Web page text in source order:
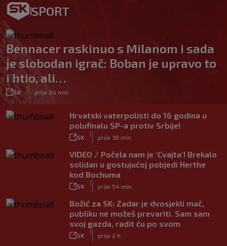
SPORT
Bennacer raskinuo s Milanom i sada
je slobodan igrač: Boban je upravo to
i htio, ali…
SK
|
prije 24 min.
Hrvatski vaterpolisti do 16 godina u
polufinalu SP-a protiv Srbije!
SK
|
prije 36 min.
VIDEO / Počela nam je ‘Cvajta’! Brekalo
solidan u gostujućoj pobjedi Herthe
kod Bochuma
SK
|
prije 54 min.
Božić za SK: Zadar je dvosjekli mač,
publiku ne možeš prevariti. Sam sam
svoj gazda, radit ću po svom
SK
|
prije 2 h